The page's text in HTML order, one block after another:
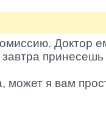
Доктор
может я вам